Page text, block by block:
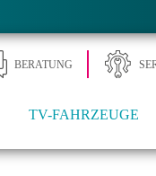
BERA­TUNG
TV-FAHRZEUGE